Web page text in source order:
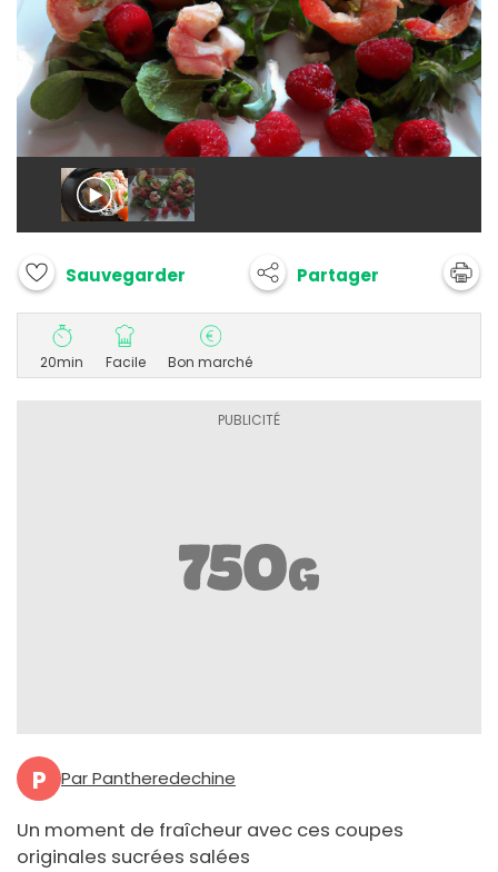
Sauvegarder Partager
20min Facile Bon marché
P Par Pantheredechine
Un moment de fraîcheur avec ces coupes
originales sucrées salées